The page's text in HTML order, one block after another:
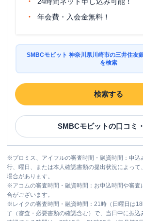
年会費・入会金無料！
SMBCモビット 神奈川県川崎市の三井住友
を検索
検索する
SMBCモビットの口コミ
※プロミス、アイフルの審査時間・融資時間：申込
行、曜日、または本人確認書類の提出状況によっ
場合があります。
※アコムの審査時間・融資時間：お申込時間や審
合がございます。
※ レイクの審査時間・融資時間：21時（日曜日は
了（審査・必要書類の確認含む）で、当日中に振